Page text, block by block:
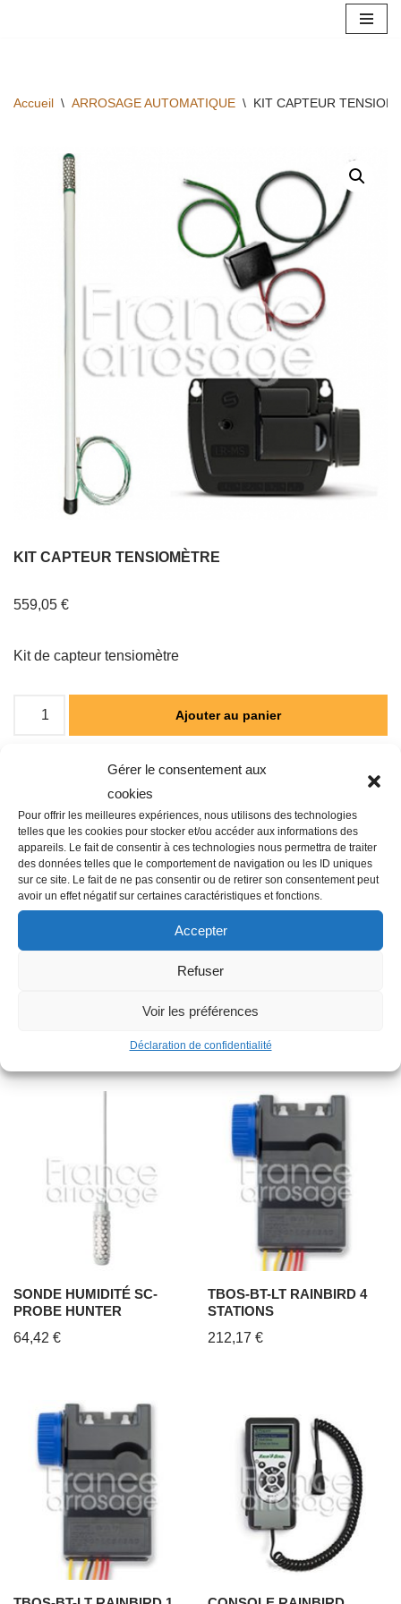
Gérer le consentement aux
cookies
Pour offrir les meilleures expériences, nous utilisons des technologies
telles que les cookies pour stocker et/ou accéder aux informations des
appareils. Le fait de consentir à ces technologies nous permettra de traiter
des données telles que le comportement de navigation ou les ID uniques
sur ce site. Le fait de ne pas consentir ou de retirer son consentement peut
avoir un effet négatif sur certaines caractéristiques et fonctions.
Accepter
Refuser
Voir les préférences
Déclaration de confidentialité
contenu
Accueil \ ARROSAGE AUTOMATIQUE \ KIT CAPTEUR
KIT CAPTEUR TENSIOMÈTRE
559,05 €
Kit de capteur tensiomètre
Ajouter au panier
ARROSAGE AUTOMATIQUE
Description
Produits similaires
SONDE HUMIDITÉ SC-
PROBE HUNTER
64,42 €
TBOS-BT-LT RAINBIRD 4
STATIONS
212,17€